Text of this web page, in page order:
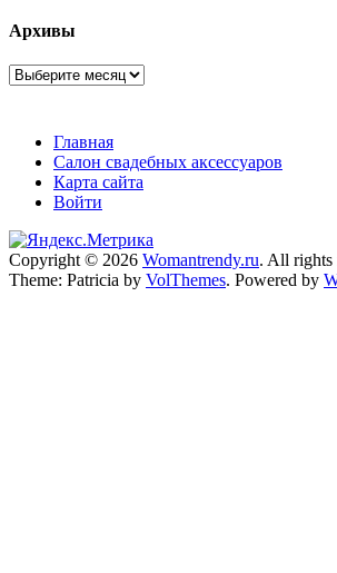
Архивы
Архивы
Главная
Салон свадебных аксессуаров
Карта сайта
Войти
Copyright © 2026 Womantrendy.ru. All rights
Theme: Patricia by VolThemes. Powered by